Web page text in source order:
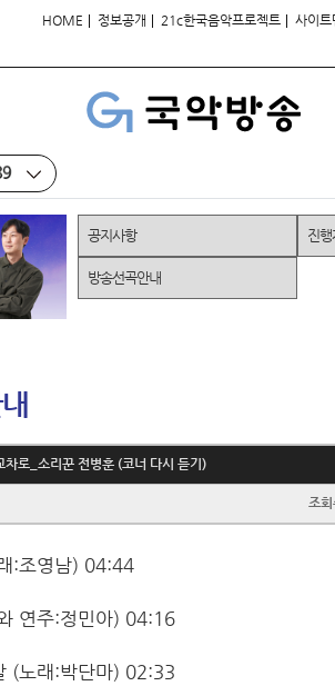
HOME | 정보공개 | 21c한국음악프로젝트 | 사이트
로_소리꾼 전병훈 (코너 다시 듣기)
조
:조영남) 04:44
연주:정민아) 04:16
(노래:박단마) 02:33
공지사항 진
방송선곡안내